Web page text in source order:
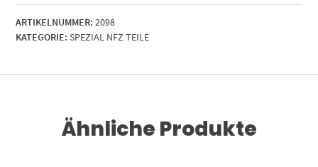
Langendorf
NiChrome
Menge
ARTIKELNUMMER: 2098
KATEGORIE: SPEZIAL NFZ TEILE
Ähnliche Produkte